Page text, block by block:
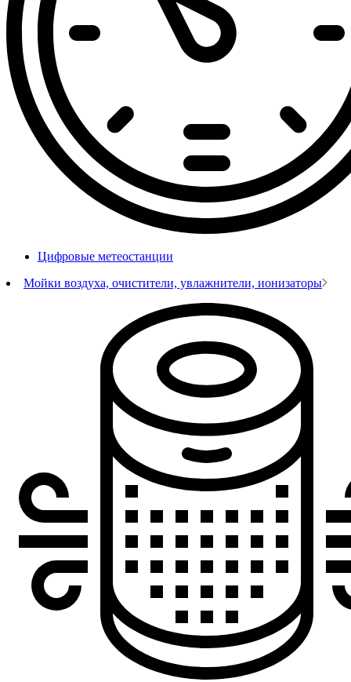
Цифровые метеостанции
Мойки воздуха, очистители, увлажнители, ионизаторы